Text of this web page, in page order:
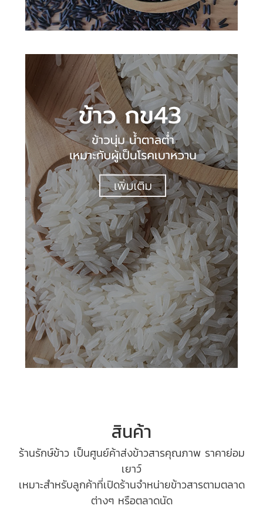
สินค้า
ร้านรักษ์ข้าว เป็นศูนย์ค้าส่งข้าวสารคุณภาพ ราคาย่อม
เยาว์
เหมาะสำหรับลูกค้าที่เปิดร้านจำหน่ายข้าวสารตามตลาด
ต่างๆ หรือตลาดนัด